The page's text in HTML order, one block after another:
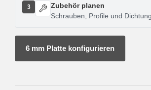
3
Zubehör planen
Schrauben, Profile und
6 mm Platte konfigurieren